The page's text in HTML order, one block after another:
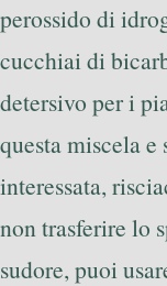
perossido di
cucchiai di
detersivo per i
questa miscela
interessata,
non trasferire lo
sudore, puoi